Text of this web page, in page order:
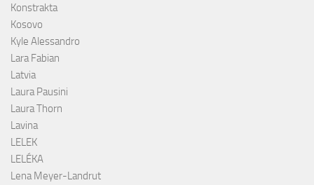
Konstrakta
Kosovo
Kyle Alessandro
Lara Fabian
Latvia
Laura Pausini
Laura Thorn
Lavina
LELEK
LELÉKA
Lena Meyer-Landrut